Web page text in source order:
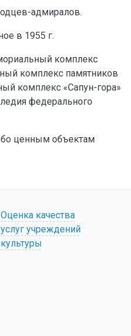
адмиралов.
в 1955 г.
комплекс
комплекс памятников
комплекс «Сапун-гора»
федерального
ценным объектам
Оценка качества
услуг учреждений
культуры